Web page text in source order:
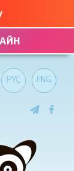
ENG
РУС